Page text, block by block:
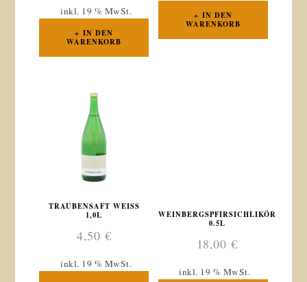
inkl. 19 % MwSt.
IN DEN
WARENKORB
IN DEN
WARENKORB
TRAUBENSAFT WEISS 1
,0L
4,50 €
inkl. 19 % MwSt.
WEINBERGSPFIRSICHLIKÖR
0.5L
18,00 €
inkl. 19 % MwSt.